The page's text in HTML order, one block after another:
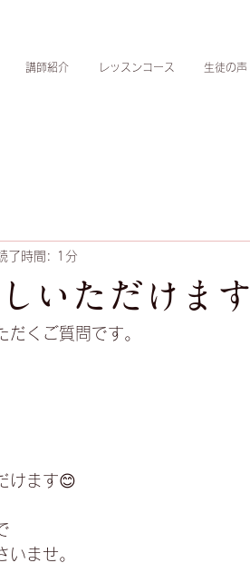
講師紹介 レッスンコース 生徒の声
いただけます
了時間: 1分
くご質問です。
けます😊
ませ。